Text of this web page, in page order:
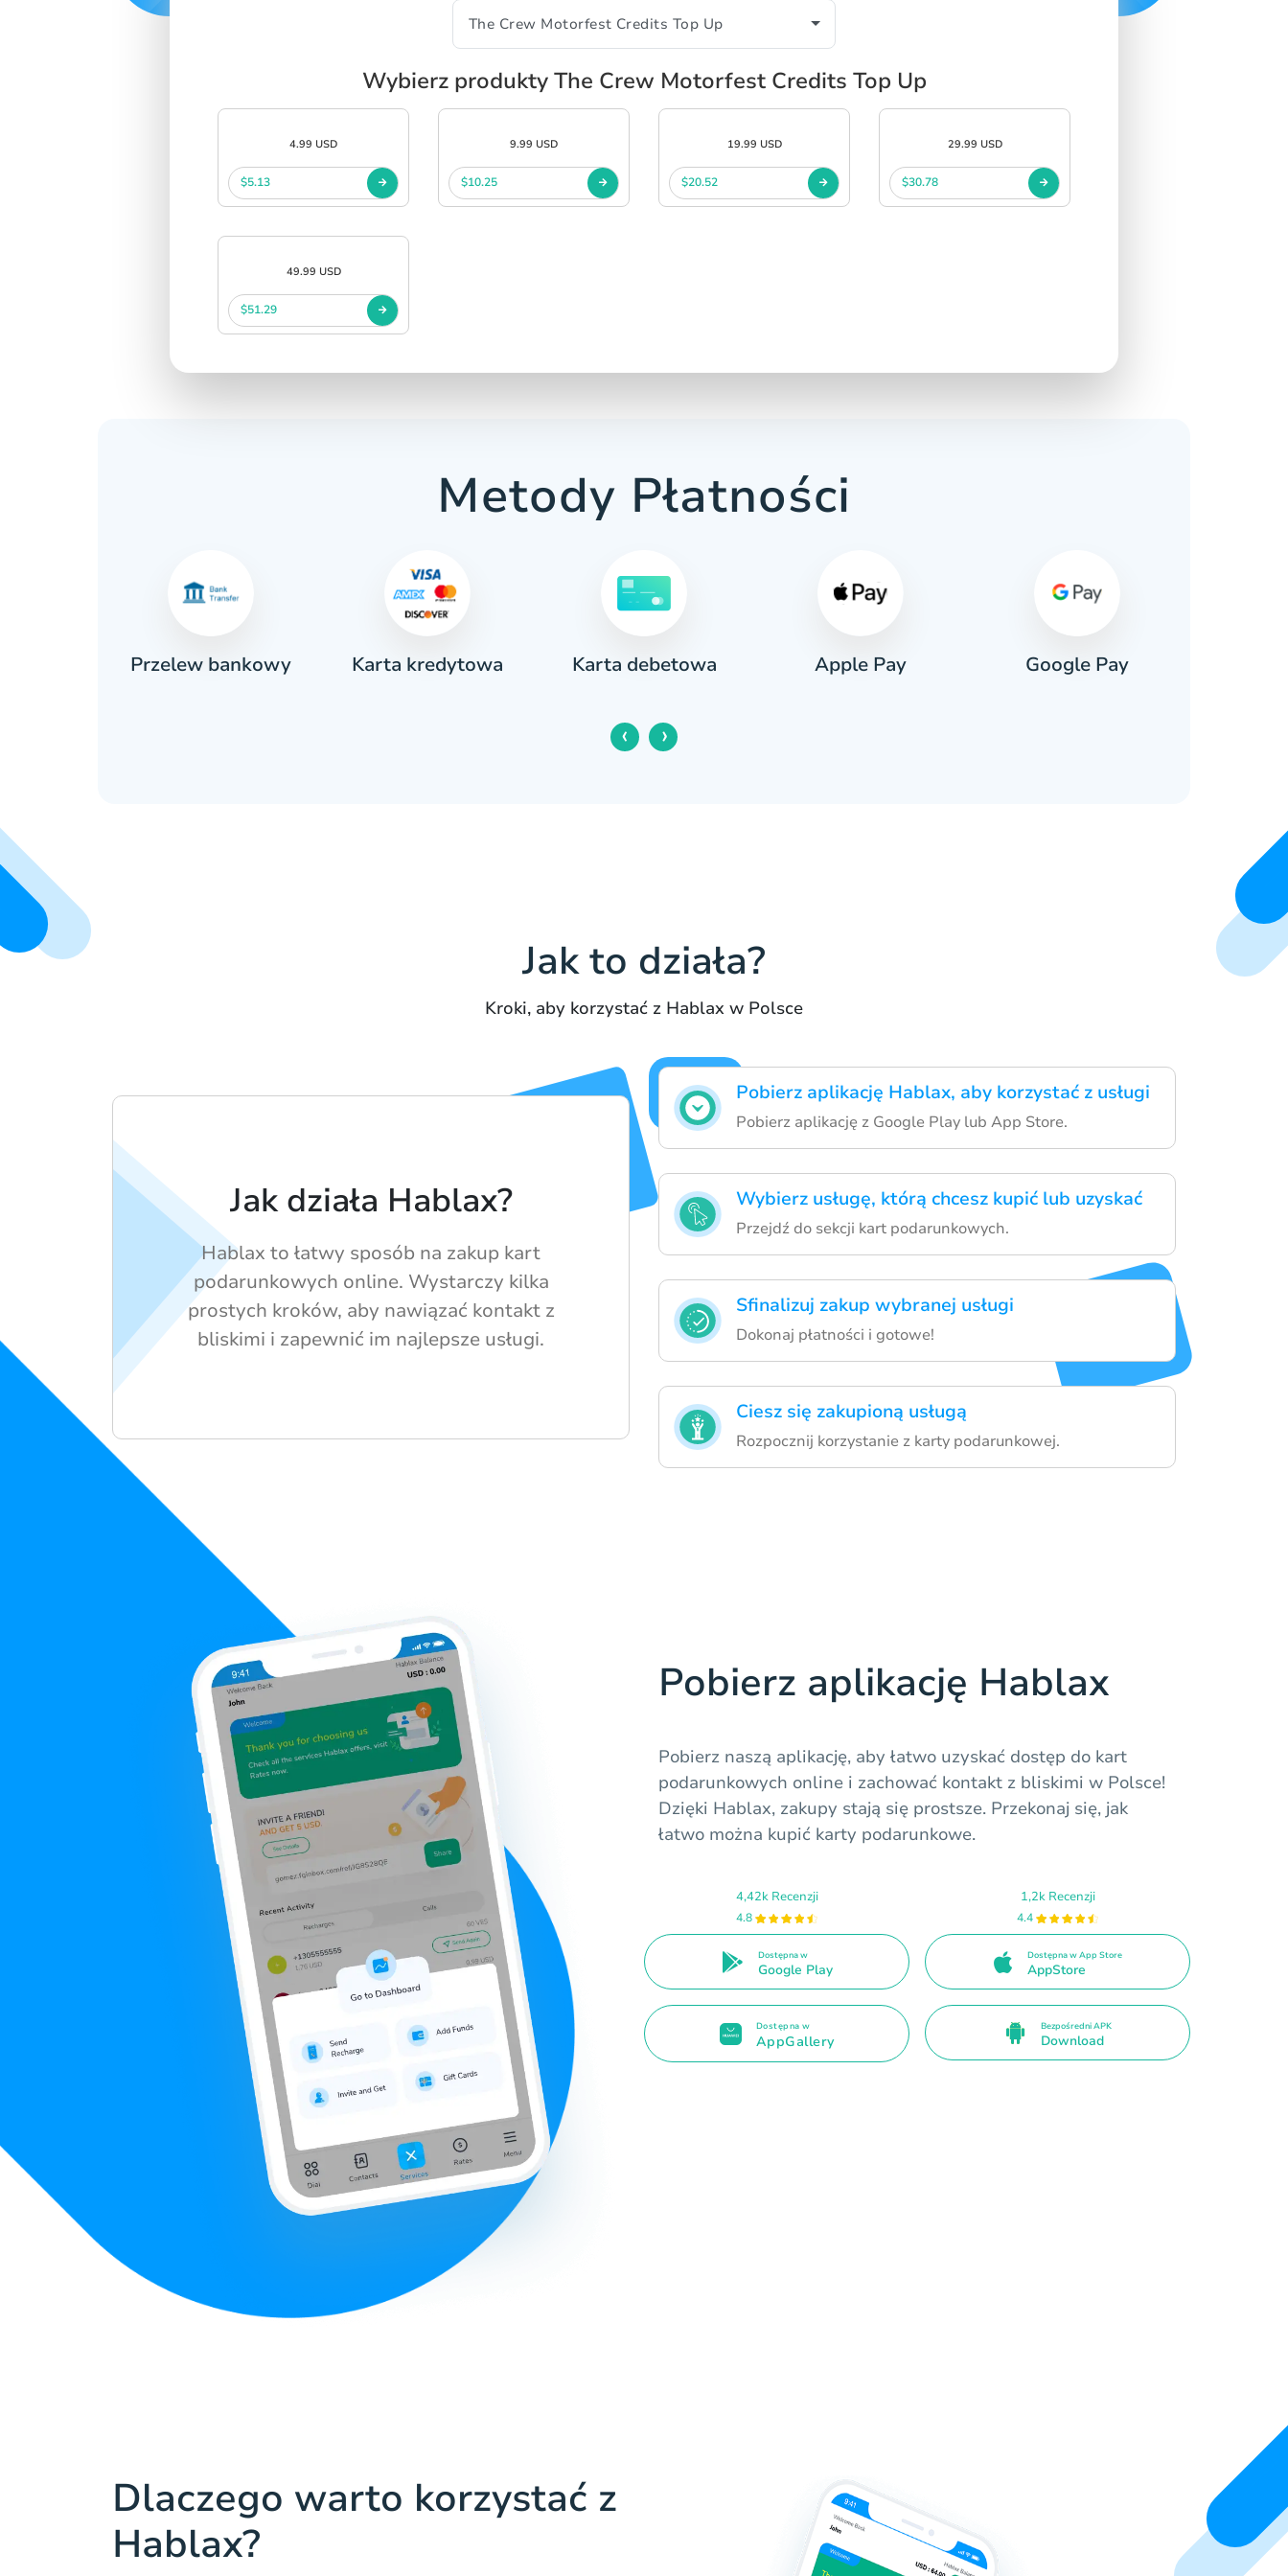
Wybierz produkty The Crew Motorfest Credits Top Up
4.99 USD
$5.13
9.99 USD
$10.25
19.99 USD
$20.52
29.99 USD
$30.78
49.99 USD
$51.29
Metody Płatności
Przelew bankowy Karta kredytowa Karta debetowa Apple Pay Google Pay
‹ ›
Jak to działa?
Kroki, aby korzystać z Hablax w Polsce
Pobierz aplikację Hablax, aby korzystać z usługi
Pobierz aplikację z Google Play lub App Store.
Wybierz usługę, którą chcesz kupić lub uzyskać
Przejdź do sekcji kart podarunkowych.
Sfinalizuj zakup wybranej usługi
Dokonaj płatności i gotowe!
Ciesz się zakupioną usługą
Rozpocznij korzystanie z karty podarunkowej.
Jak działa Hablax?
Hablax to łatwy sposób na zakup kart
podarunkowych online. Wystarczy kilka
prostych kroków, aby nawiązać kontakt z
bliskimi i zapewnić im najlepsze usługi.
Pobierz aplikację Hablax
Pobierz naszą aplikację, aby łatwo uzyskać dostęp do kart
podarunkowych online i zachować kontakt z bliskimi w Polsce!
Dzięki Hablax, zakupy stają się prostsze. Przekonaj się, jak
łatwo można kupić karty podarunkowe.
4,42k Recenzji
4.8
Dostępna w
Google Play
1,2k Recenzji
4.4
Dostępna w App Store
AppStore
Dostępna w
AppGallery
Bezpośredni APK
Download
Dlaczego warto korzystać z
Hablax?